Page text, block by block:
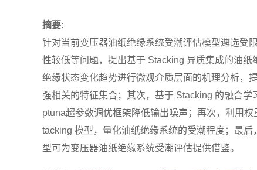
摘要:
针对当前变压器油纸绝缘系统受潮评估模型遴选受
性较低等问题，提出基于 Stacking 异质集成的油
绝缘状态变化趋势进行微观介质层面的机理分析，
强相关的特征集合；其次，基于 Stacking 的融合
ptuna超参数调优框架降低输出噪声；再次，利用
tacking 模型，量化油纸绝缘系统的受潮程度；最
型可为变压器油纸绝缘系统受潮评估提供借鉴。